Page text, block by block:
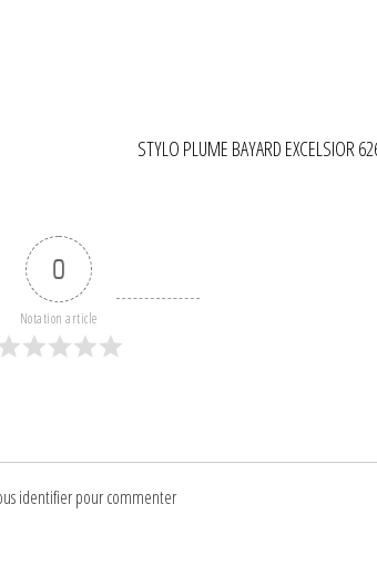
STYLO PLUME BAYARD EXCELSIOR
0
Notation article
identifier pour commenter